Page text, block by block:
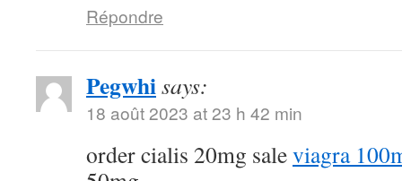
Répondre
Pegwhisays:
18 août 2023 at 23 h 42 min
order cialis 20mg saleviagra